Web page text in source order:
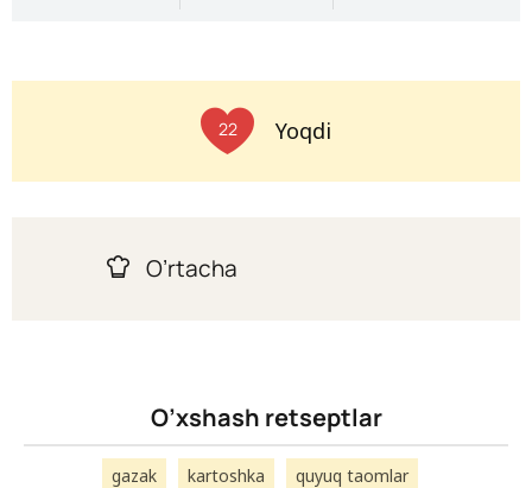
22 Yoqdi
O’rtacha
O’xshash retseptlar
gazak kartoshka quyuq taomlar